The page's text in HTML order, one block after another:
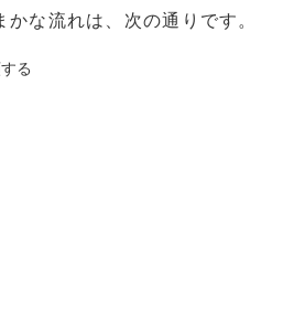
な流れは、次の通りです。
る